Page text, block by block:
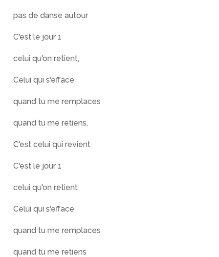
pas de danse autour
C'est le jour 1
celui qu'on retient,
Celui qui s'efface
quand tu me remplaces
quand tu me retiens,
C'est celui qui revient
C'est le jour 1
celui qu'on retient
Celui qui s'efface
quand tu me remplaces
quand tu me retiens